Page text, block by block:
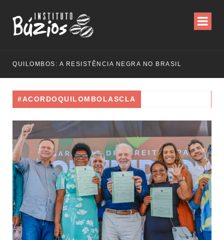
QUILOMBOS: A RESISTÊNCIA NEGRA NO BRASIL
#ACORDOQUILOMBOLASCLA